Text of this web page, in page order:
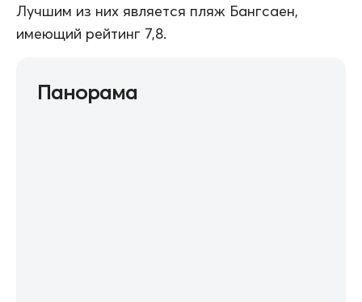
Лучшим из них является пляж Бангсаен,
имеющий рейтинг 7,8.
Панорама